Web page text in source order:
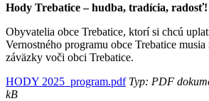
Hody Trebatice – hudba, tradícia, radosť!
Obyvatelia obce Trebatice, ktorí si chcú
Vernostného programu obce Trebatice
záväzky voči obci Trebatice.
HODY 2025_program.pdfTyp: PDF
kB